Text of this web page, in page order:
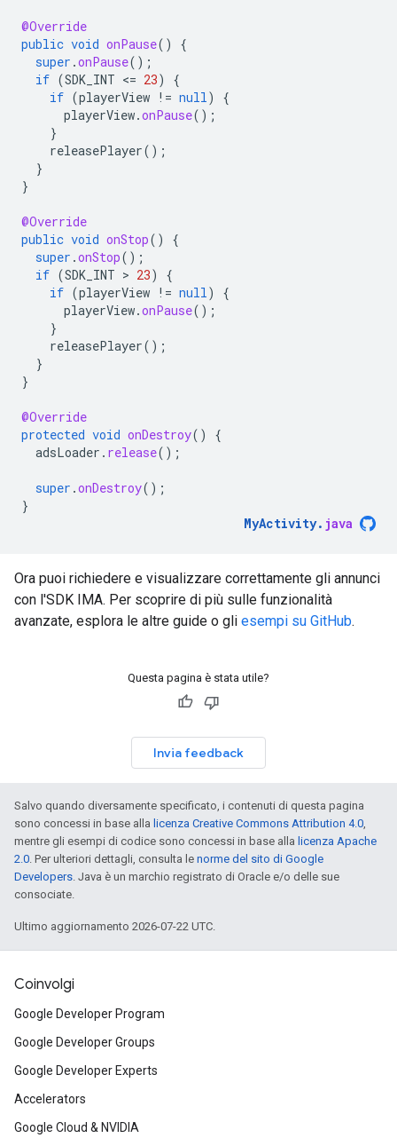
@Override
public void onPause()
{
super .onPause();
if (SDK_INT <= 23)
{
if (playerView != null)
{
playerView.onPause();
}
releasePlayer();
}
}
@Override
public void onStop()
{
super .onStop();
if (SDK_INT > 23)
{
if (playerView != null)
{
playerView.onPause();
}
releasePlayer();
}
}
@Override
protected void onDestroy()
{
adsLoader . release();
super .onDestroy();
}
MyActivity. java
Ora puoi richiedere e visualizzare correttamente gli annunci
con l'SDK IMA. Per scoprire di più sulle funzionalità
avanzate, esplora le altre guide o gli esempi su GitHub.
Questa pagina è stata utile?
Invia feedback
Salvo quando diversamente specificato, i contenuti di questa pagina
sono concessi in base alla licenza Creative Commons Attribution 4.0,
mentre gli esempi di codice sono concessi in base alla licenza Apache
2.0. Per ulteriori dettagli, consulta le norme del sito di Google
Developers. Java è un marchio registrato di Oracle e/o delle sue
consociate.
Ultimo aggiornamento 2026-07-22 UTC.
Coinvolgi
Google Developer Program
Google Developer Groups
Google Developer Experts
Accelerators
Google Cloud & NVIDIA